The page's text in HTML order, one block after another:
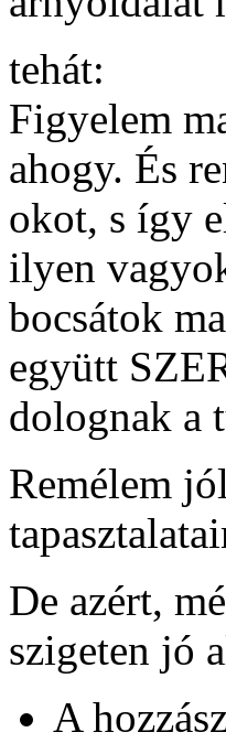
tehát:
Figyelem
ahogy. És
okot, s így
ilyen
bocsátok
együtt
dolognak a
Remélem
De azért,
szigeten jó
A